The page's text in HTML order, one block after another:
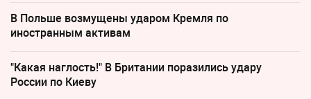
В Польше возмущены ударом Кремля по
иностранным активам
"Какая наглость!" В Британии поразились удару
России по Киеву